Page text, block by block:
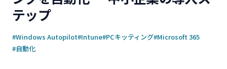
テップ
#Windows Autopilot#Intune#PCキッティング#Microsoft 365
#自動化